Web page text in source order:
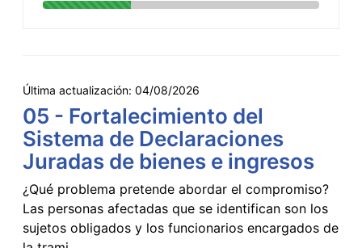
Última actualización: 04/08/2026
05 - Fortalecimiento del
Sistema de Declaraciones
Juradas de bienes e ingresos
¿Qué problema pretende abordar el compromiso?
Las personas afectadas que se identifican son los
sujetos obligados y los funcionarios encargados de